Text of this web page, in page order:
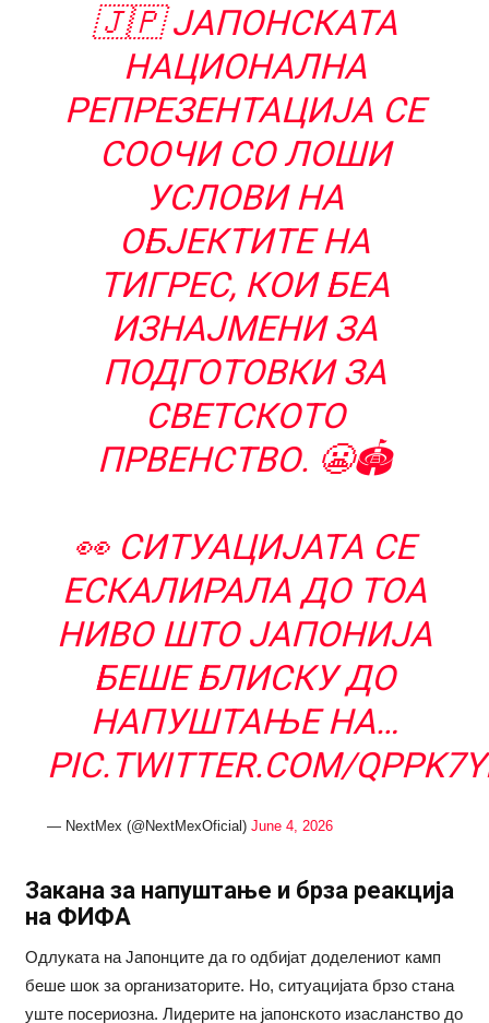
🇯🇵 ЈАПОНСКАТА
НАЦИОНАЛНА
РЕПРЕЗЕНТАЦИЈА СЕ
СООЧИ СО ЛОШИ
УСЛОВИ НА
ОБЈЕКТИТЕ НА
ТИГРЕС, КОИ БЕА
ИЗНАЈМЕНИ ЗА
ПОДГОТОВКИ ЗА
СВЕТСКОТО
ПРВЕНСТВО. 😬🏟️
👀 СИТУАЦИЈАТА СЕ
ЕСКАЛИРАЛА ДО ТОА
НИВО ШТО ЈАПОНИЈА
БЕШЕ БЛИСКУ ДО
НАПУШТАЊЕ НА…
PIC.TWITTER.COM/
— NextMex (@NextMexOficial) June 4, 2026
Закана за напуштање и брза реакција
на ФИФА
Одлуката на Јапонците да го одбијат доделениот камп
беше шок за организаторите. Но, ситуацијата брзо стана
уште посериозна. Лидерите на јапонското изасланство до